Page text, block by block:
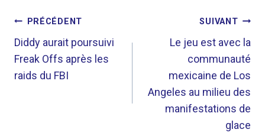
NAVIGATION
DE
L’ARTICLE
PRÉCÉDENT
Diddy aurait poursuivi
Freak Offs après les
raids du FBI
SUIVANT
Le jeu est avec la
communauté
mexicaine de Los
Angeles au milieu des
manifestations de
glace